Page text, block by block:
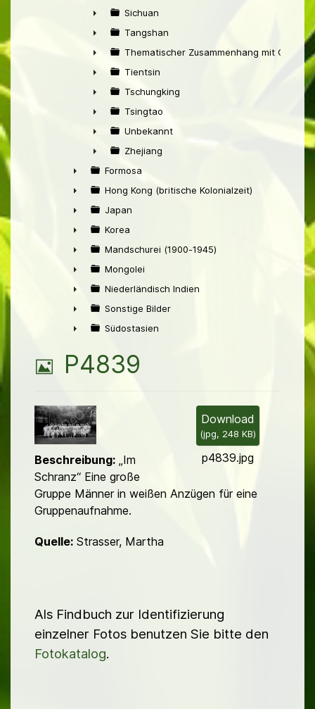
►
►
Sichuan
►
Tangshan
►
Thematischer Zusammenhang mit China
►
Tientsin
►
Tschungking
►
Tsingtao
►
Unbekannt
►
Zhejiang
►
Formosa
►
Hong Kong (britische Kolonialzeit)
►
Japan
►
Korea
►
Mandschurei (1900-1945)
►
Mongolei
►
Niederländisch Indien
►
Sonstige Bilder
Südostasien
B
l
d
P4839
Download
(jpg, 248 KB)
p4839.jpg
Beschreibung: „Im
Schranz“ Eine große
Gruppe Männer in weißen Anzügen für eine
Gruppenaufnahme.
Quelle: Strasser, Martha
Als Findbuch zur Identifizierung
einzelner Fotos benutzen Sie bitte den
Fotokatalog.